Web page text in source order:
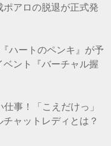
ポアロの脱退が正式発
ハートのペンキ』が予
ント『バーチャル握
事！「こえだけっ」
ャットレディとは？